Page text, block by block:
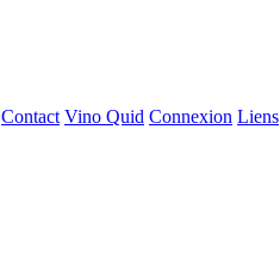
Contact Vino Quid Connexion Liens